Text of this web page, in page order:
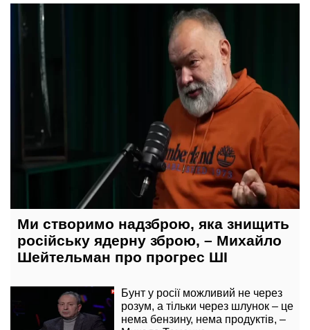
вчора, 16:44
Ми створимо надзброю, яка знищить
російську ядерну зброю, – Михайло
Шейтельман про прогрес ШІ
Бунт у росії можливий не через
розум, а тільки через шлунок – це
нема бензину, нема продуктів, –